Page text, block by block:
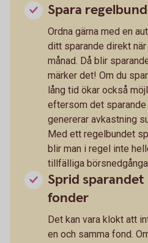
Spara
Ordna gärna med en
ditt sparande direkt
månad. Då blir
märker det! Om du
lång tid ökar också
eftersom det
genererar avkastning
Med ett regelbundet
blir man i regel inte
tillfälliga
Sprid
fonder
Det kan vara klokt att
en och samma fond.